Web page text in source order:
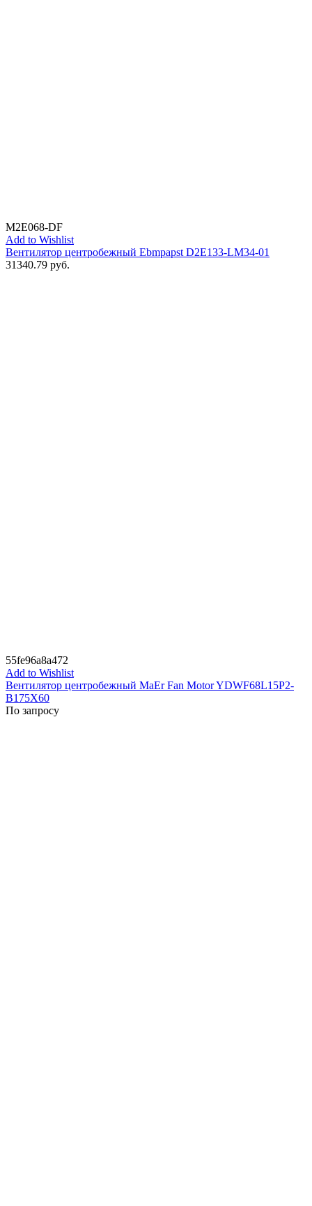
M2E068-DF
Add to Wishlist
Вентилятор центробежный Ebmpapst D2E133-LM34-01
31340.79 руб.
55fe96a8a472
Add to Wishlist
Вентилятор центробежный MaEr Fan Motor YDWF68L15P2-
B175X60
По запросу